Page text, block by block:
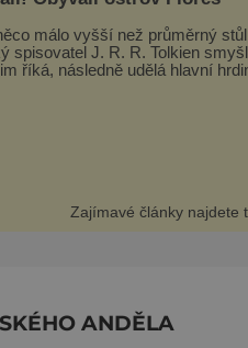
málo vyšší než průměrný
spisovatel J. R. R. Tolkien
Zajímavé články najdete
ANDĚLA